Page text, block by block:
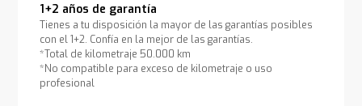
1+2 años de garantía
Tienes a tu disposición la mayor de las garantías posibles
con el 1+2. Confía en la mejor de las garantías.
*Total de kilometraje 50.000 km
*No compatible para exceso de kilometraje o uso
profesional